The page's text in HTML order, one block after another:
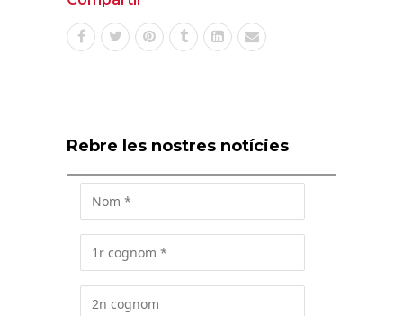
Rebre les nostres notícies